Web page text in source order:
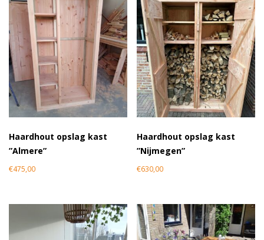
Haardhout opslag kast
”Almere”
€475,00
Haardhout opslag kast
”Nijmegen”
€630,00